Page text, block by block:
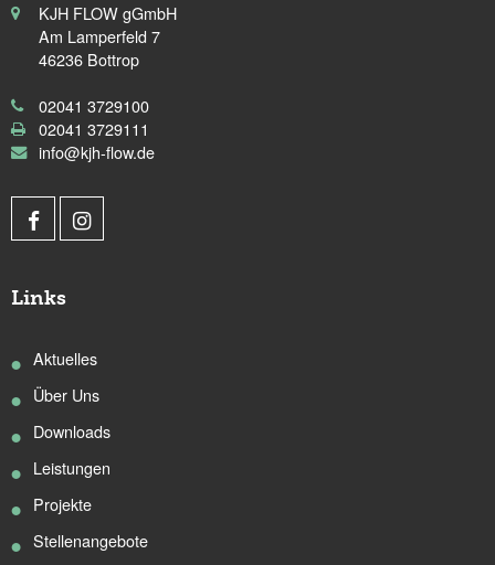
KJH FLOW gGmbH
Am Lamperfeld 7
46236 Bottrop
02041 3729100
02041 3729111
info@kjh-flow.de
Links
Aktuelles
Über Uns
Downloads
Leistungen
Projekte
Stellenangebote